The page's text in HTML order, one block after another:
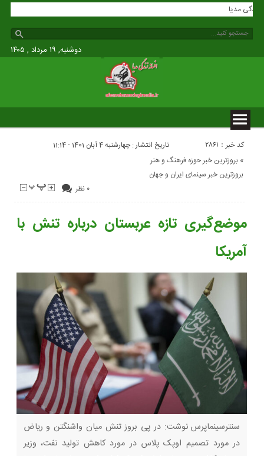
زندگی مدیا
دوشنبه, ۱۹ مرداد , ۱۴۰۵
کد خبر : 2861 تاریخ انتشار : چهارشنبه 4 آبان 1401 - 11:14
۰ نظر
بروزترین خبر حوزه فرهنگ و هنر «
بروزترین خبر سینمای ایران و جهان
موضع‌گیری تازه عربستان درباره تنش با
آمریکا
سنترسینماپرس نوشت: در پی بروز تنش میان واشنگتن و ریاض
در مورد تصمیم اوپک پلاس در مورد کاهش تولید نفت، وزیر